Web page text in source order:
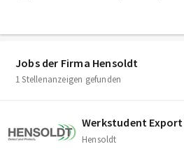
Jobs der Firma Hensoldt
1 Stellenanzeigen gefunden
Werkstudent
Hensoldt